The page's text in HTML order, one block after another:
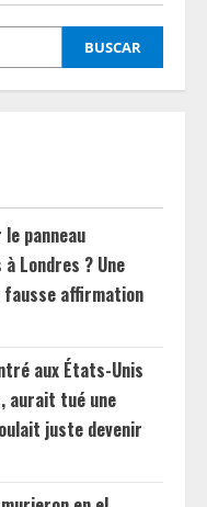
BUSCAR
panneau
Londres ? Une
affirmation
aux États-Unis
aurait tué une
juste devenir